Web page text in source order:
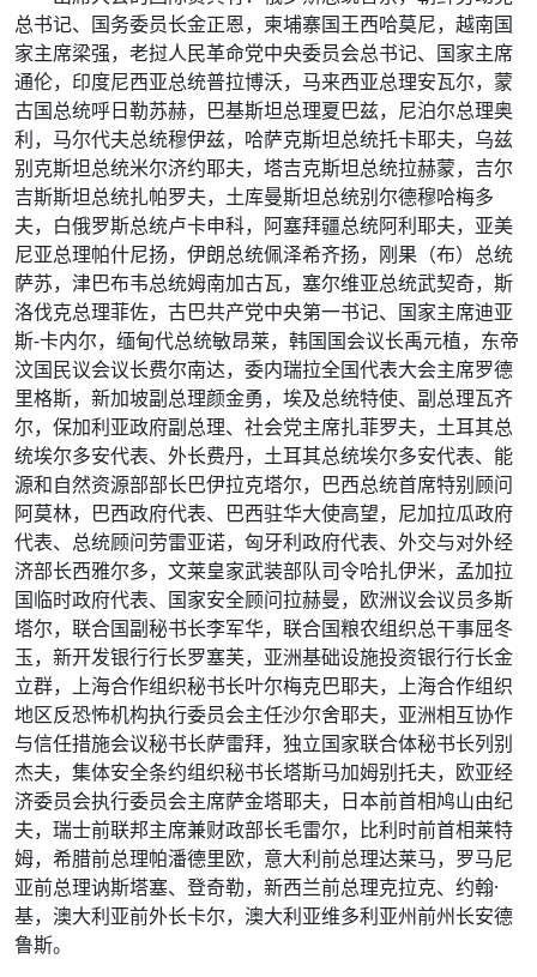
总书记、国务委员长金正恩，柬埔寨国王西哈莫尼，越南国
家主席梁强，老挝人民革命党中央委员会总书记、国家主席
通伦，印度尼西亚总统普拉博沃，马来西亚总理安瓦尔，蒙
古国总统呼日勒苏赫，巴基斯坦总理夏巴兹，尼泊尔总理奥
利，马尔代夫总统穆伊兹，哈萨克斯坦总统托卡耶夫，乌兹
别克斯坦总统米尔济约耶夫，塔吉克斯坦总统拉赫蒙，吉尔
吉斯斯坦总统扎帕罗夫，土库曼斯坦总统别尔德穆哈梅多
夫，白俄罗斯总统卢卡申科，阿塞拜疆总统阿利耶夫，亚美
尼亚总理帕什尼扬，伊朗总统佩泽希齐扬，刚果（布）总统
萨苏，津巴布韦总统姆南加古瓦，塞尔维亚总统武契奇，斯
洛伐克总理菲佐，古巴共产党中央第一书记、国家主席迪亚
斯-卡内尔，缅甸代总统敏昂莱，韩国国会议长禹元植，东帝
汶国民议会议长费尔南达，委内瑞拉全国代表大会主席罗德
里格斯，新加坡副总理颜金勇，埃及总统特使、副总理瓦齐
尔，保加利亚政府副总理、社会党主席扎菲罗夫，土耳其总
统埃尔多安代表、外长费丹，土耳其总统埃尔多安代表、能
源和自然资源部部长巴伊拉克塔尔，巴西总统首席特别顾问
阿莫林，巴西政府代表、巴西驻华大使高望，尼加拉瓜政府
代表、总统顾问劳雷亚诺，匈牙利政府代表、外交与对外经
济部长西雅尔多，文莱皇家武装部队司令哈扎伊米，孟加拉
国临时政府代表、国家安全顾问拉赫曼，欧洲议会议员多斯
塔尔，联合国副秘书长李军华，联合国粮农组织总干事屈冬
玉，新开发银行行长罗塞芙，亚洲基础设施投资银行行长金
立群，上海合作组织秘书长叶尔梅克巴耶夫，上海合作组织
地区反恐怖机构执行委员会主任沙尔舍耶夫，亚洲相互协作
与信任措施会议秘书长萨雷拜，独立国家联合体秘书长列别
杰夫，集体安全条约组织秘书长塔斯马加姆别托夫，欧亚经
济委员会执行委员会主席萨金塔耶夫，日本前首相鸠山由纪
夫，瑞士前联邦主席兼财政部长毛雷尔，比利时前首相莱特
姆，希腊前总理帕潘德里欧，意大利前总理达莱马，罗马尼
亚前总理讷斯塔塞、登奇勒，新西兰前总理克拉克、约翰·
基，澳大利亚前外长卡尔，澳大利亚维多利亚州前州长安德
鲁斯。